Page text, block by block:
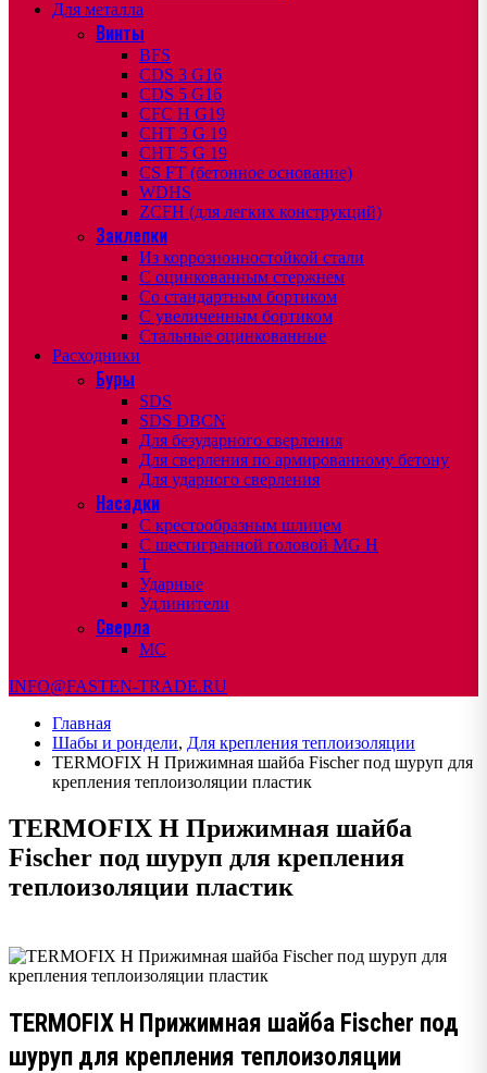
Для металла
Винты
BFS
CDS 3 G16
CDS 5 G16
CFC H G19
CHT 3 G 19
CHT 5 G 19
CS FT (бетонное основание)
WDHS
ZCFH (для легких конструкций)
Заклепки
Из коррозионностойкой стали
С оцинкованным стержнем
Со стандартным бортиком
С увеличенным бортиком
Стальные оцинкованные
Расходники
Буры
SDS
SDS DBCN
Для безударного сверления
Для сверления по армированному бетону
Для ударного сверления
Насадки
С крестообразным шлицем
С шестигранной головой MG H
T
Ударные
Удлинители
Сверла
МС
INFO@FASTEN-TRADE.RU
Главная
Шабы и рондели, Для крепления теплоизоляции
TERMOFIX H Прижимная шайба Fischer под шуруп для
крепления теплоизоляции пластик
TERMOFIX H Прижимная шайба
Fischer под шуруп для крепления
теплоизоляции пластик
TERMOFIX H Прижимная шайба Fischer под
шуруп для крепления теплоизоляции